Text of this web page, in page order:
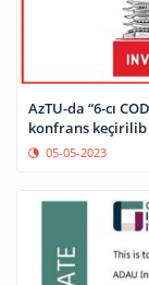
AzTU-da “6-cı
konfrans keçirilib
05-05-2023